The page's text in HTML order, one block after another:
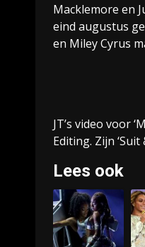
Macklemore en
eind augustus
en Miley Cyrus
JT’s video voor
Editing. Zijn
Lees ook